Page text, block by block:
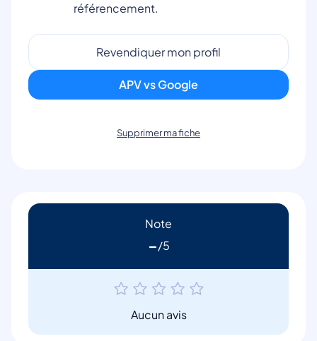
référencement.
Revendiquer mon profil
APV vs Google
Supprimer ma fiche
Note
-
Aucun avis